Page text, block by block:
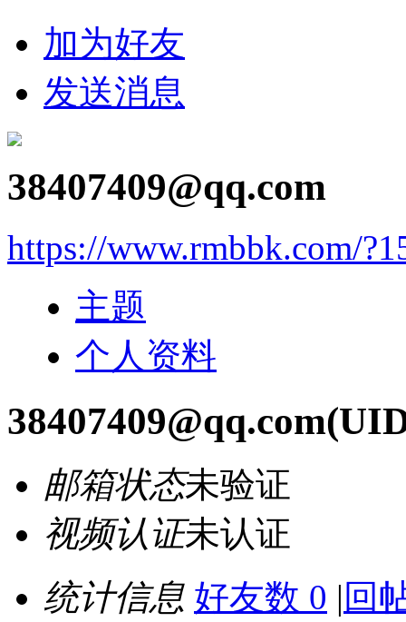
加为好友
发送消息
38407409@qq.com
https://www.rmbbk.com/
主题
个人资料
38407409@qq.com
邮箱状态未验证
视频认证未认证
统计信息 好友数 0 | 回